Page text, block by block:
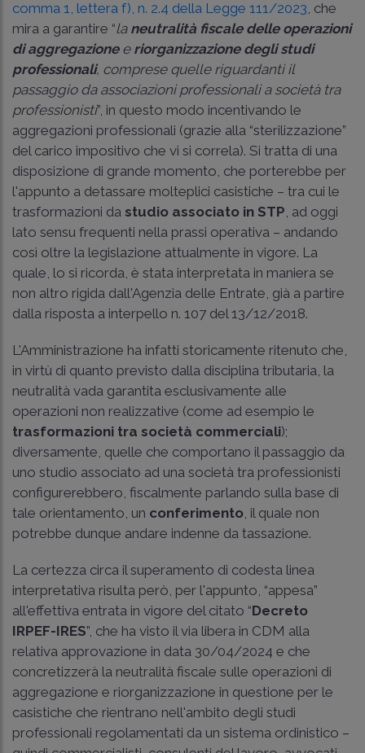
comma 1, lettera f), n. 2.4 della Legge 111/2023, che
mira a garantire “la neutralità fiscale delle operazioni
di aggregazionee riorganizzazione degli studi
professionali, comprese quelle riguardanti il
passaggio da associazioni professionali a società tra
professionisti”, in questo modo incentivando le
aggregazioni professionali (grazie alla “sterilizzazione”
del carico impositivo che vi si correla). Si tratta di una
disposizione di grande momento, che porterebbe per
l'appunto a detassare molteplici casistiche – tra cui le
trasformazioni da studio associato in STP, ad oggi
lato sensu frequenti nella prassi operativa – andando
così oltre la legislazione attualmente in vigore. La
quale, lo si ricorda, è stata interpretata in maniera se
non altro rigida dall'Agenzia delle Entrate, già a partire
dalla risposta a interpello n. 107 del 13/12/2018.
L'Amministrazione ha infatti storicamente ritenuto che,
in virtù di quanto previsto dalla disciplina tributaria, la
neutralità vada garantita esclusivamente alle
operazioni non realizzative (come ad esempio le
trasformazioni tra società commerciali);
diversamente, quelle che comportano il passaggio da
uno studio associato ad una società tra professionisti
configurerebbero, fiscalmente parlando sulla base di
tale orientamento, un conferimento, il quale non
potrebbe dunque andare indenne da tassazione.
La certezza circa il superamento di codesta linea
interpretativa risulta però, per l'appunto, “appesa”
all'effettiva entrata in vigore del citato “Decreto
IRPEF-IRES”, che ha visto il via libera in CDM alla
relativa approvazione in data 30/04/2024 e che
concretizzerà la neutralità fiscale sulle operazioni di
aggregazione e riorganizzazione in questione per le
casistiche che rientrano nell'ambito degli studi
professionali regolamentati da un sistema ordinistico –